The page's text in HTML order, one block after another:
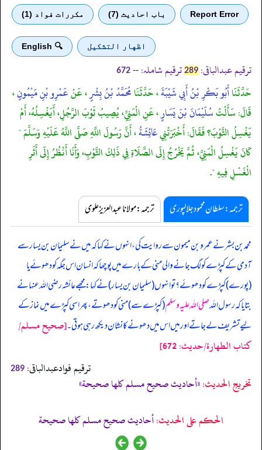
Report Error باب احادیث (7) مكررات فواد (1)
اظهار التشكيل 🔍 English
ترقیم عبدالباقی: 289 ترقیم شاملہ: --
672
حَدَّثَنَاأَبُو بَكْرِ بْنُ أَبِي شَيْبَةَ، حَدَّثَنَامُحَمَّدُ بْنُ بِشْرٍ، عَنْعَمْرِو بْنِ مَيْمُونٍ،
قَالَ: سَأَلْتُسُلَيْمَانَ بْنَ يَسَارٍ، عَنِ الْمَنِيِّ، يُصِيبُ ثَوْبَ الرَّجُلِ، أَيَغْسِلُهُ، أَمْ
يَغْسِلُ الثَّوْبَ؟ فَقَالَ: أَخْبَرَتْنِيعَائِشَةُ، أَنَّ رَسُولَ اللَّهِ صَلَّى اللَّهُ عَلَيْهِ وَسَلَّمَ "
كَانَ يَغْسِلُ الْمَنِيَّ، ثُمَّ يَخْرُجُ إِلَى الصَّلَاةِ فِي ذَلِكَ الثَّوْبِ، وَأَنَا أَنْظُرُ إِلَى أَثَرِ
الْغَسْلِ فِيهِ ".
ترجمہ:سلطان محمود جلالپوری ترجمہ:مولانا عبدالعزیز علوی
محمد بن بشر نے عمرو بن میمون سے روایت کی، انہوں نے کہا کہ میں نے سلیمان بن یسار سے
آدمی کے کپڑے کو لگ جانے والی منی کے بارے میں پوچھا کہ انسان اس جگہ کو دھوئے یا
(پورے) کپڑے کو دھوئے؟ تو انہوں (سلیمان بن یسار) نے کہا: مجھے عائشہ رضی اللہ عنہا نے
بتایا کہ رسول اللہصلی اللہ علیہ وسلم(کپڑے سے) منی کو دھوتے، پھر اسی کپڑے میں نماز کے
لیے تشریف لے جاتے اور میں اس میں دھونے کا نشان دیکھ رہی ہوتی۔[صحيح مسلم/
كتاب الطهارة/حدیث: 672]
ترقیم فوادعبدالباقی: 289
تخریج الحدیث:«أحاديث صحيح مسلم كلها صحيحة»
الحكم على الحديث:أحاديث صحيح مسلم كلها صحيحة